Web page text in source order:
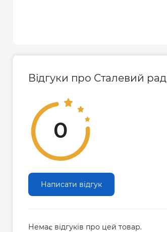
Відгуки про Сталевий
0
Написати відгук
Немає відгуків про цей товар.